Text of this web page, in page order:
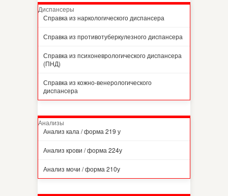
Диспансеры
Справка из наркологического диспансера
Справка из противотуберкулезного диспансера
Справка из психоневрологического диспансера
(ПНД)
Справка из кожно-венерологического
диспансера
Анализы
Анализ кала / форма 219 у
Анализ крови / форма 224у
Анализ мочи / форма 210у